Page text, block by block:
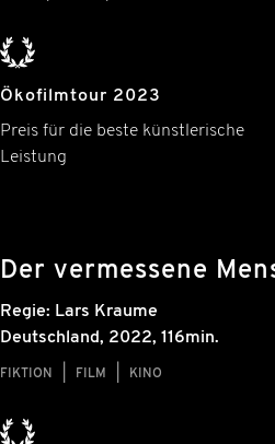
Ökofilmtour 2023
Preis für die beste künstlerische
Leistung
Der vermessene
Regie: Lars Kraume
Deutschland, 2022, 116min.
FIKTION FILM KINO